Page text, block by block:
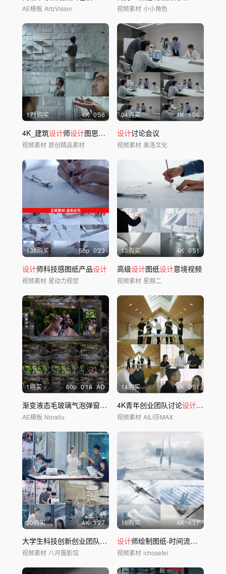
AE模板 ArtzVision 视频素材 小小角色
171购买 4K 0'56
4K_建筑设计师设计图思考建筑美学
视频素材 原创精品素材
94购买 4K 1'06
设计讨论会议
视频素材 美洛文化
138购买 50p 0'23
设计师科技感图纸产品设计
视频素材 星动力视觉
13购买 4K 0'51
高级设计图纸设计意境视频
视频素材 星期二
1购买 60p 0'18 AD
渐变液态毛玻璃气泡弹窗动画AE模板
AE模板 Noraliu
14购买 4K 0'51
4K青年创业团队讨论设计方案攻
视频素材 AILI莎MAX
30购买 4K 1'27
大学生科技创新创业团队做 设计
视频素材 八月摄影馆
16购买 4K 1'17
设计师绘制图纸-时间流逝意境
视频素材 ichosefei